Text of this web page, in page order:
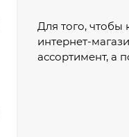
Для того, чтобы
интернет-
ассортимент, а